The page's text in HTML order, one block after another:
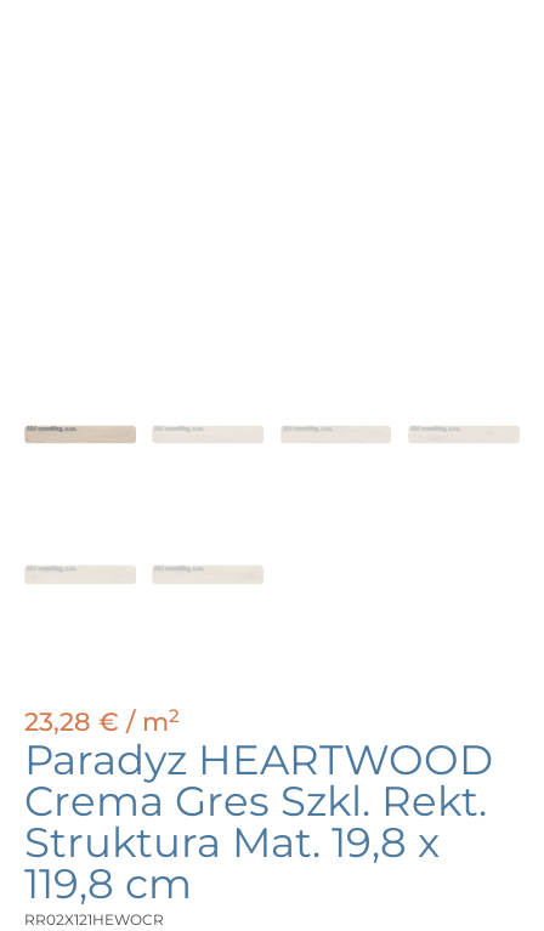
23,28 € / m2
Paradyz HEARTWOOD
Crema Gres Szkl. Rekt.
Struktura Mat. 19,8 x
119,8 cm
RR02X121HEWOCR